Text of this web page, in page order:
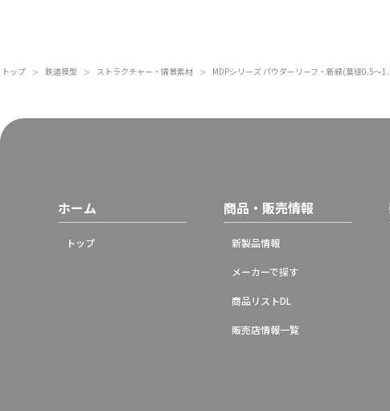
トップ ＞ 鉄道模型 ＞ ストラクチャー・情景素材 ＞ MDPシリーズ パウダーリーフ・新緑(葉径0.5～
ホーム
トップ
商品・販売情報
新製品情報
メーカーで探す
商品リストDL
販売店情報一覧